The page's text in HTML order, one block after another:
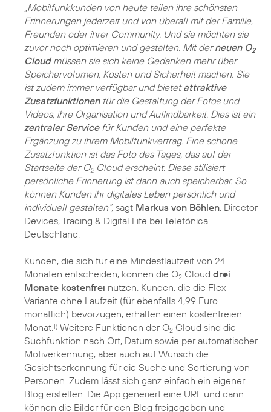
„Mobilfunkkunden von heute teilen ihre schönsten
Erinnerungen jederzeit und von überall mit der Familie,
Freunden oder ihrer Community. Und sie möchten sie
zuvor noch optimieren und gestalten. Mit derneuen O2
Cloudmüssen sie sich keine Gedanken mehr über
Speichervolumen, Kosten und Sicherheit machen. Sie
ist zudem immer verfügbar und bietetattraktive
Zusatzfunktionenfür die Gestaltung der Fotos und
Videos, ihre Organisation und Auffindbarkeit. Dies ist ein
zentraler Servicefür Kunden und eine perfekte
Ergänzung zu ihrem Mobilfunkvertrag. Eine schöne
Zusatzfunktion ist das Foto des Tages, das auf der
Startseite der O2Cloud erscheint. Diese stilisiert
persönliche Erinnerung ist dann auch speicherbar. So
können Kunden ihr digitales Leben persönlich und
individuell gestalten“, sagt Markus von Böhlen, Director
Devices, Trading & Digital Life bei Telefónica
Deutschland.
Kunden, die sich für eine Mindestlaufzeit von 24
Monaten entscheiden, können die O2 Cloud drei
Monate kostenfrei nutzen. Kunden, die die Flex-
Variante ohne Laufzeit (für ebenfalls 4,99 Euro
monatlich) bevorzugen, erhalten einen kostenfreien
Monat. 1) Weitere Funktionen der O2 Cloud sind die
Suchfunktion nach Ort, Datum sowie per automatischer
Motiverkennung, aber auch auf Wunsch die
Gesichtserkennung für die Suche und Sortierung von
Personen. Zudem lässt sich ganz einfach ein eigener
Blog erstellen: Die App generiert eine URL und dann
können die Bilder für den Blog freigegeben und